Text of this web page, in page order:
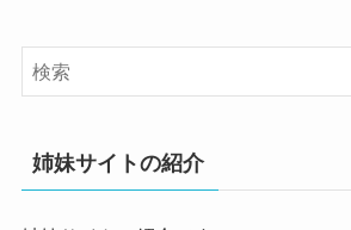
姉妹サイトの紹介